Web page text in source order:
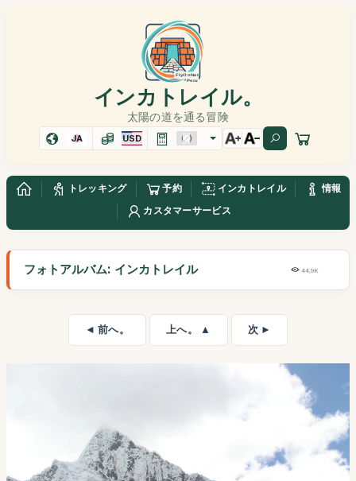
インカトレイル。
太陽の道を通る冒険
JA USD
トレッキング 予約 インカトレイル
情報
カスタマーサービス
フォトアルバム: インカトレイル 44,9K
◄ 前へ。 上へ。 ▲ 次 ►